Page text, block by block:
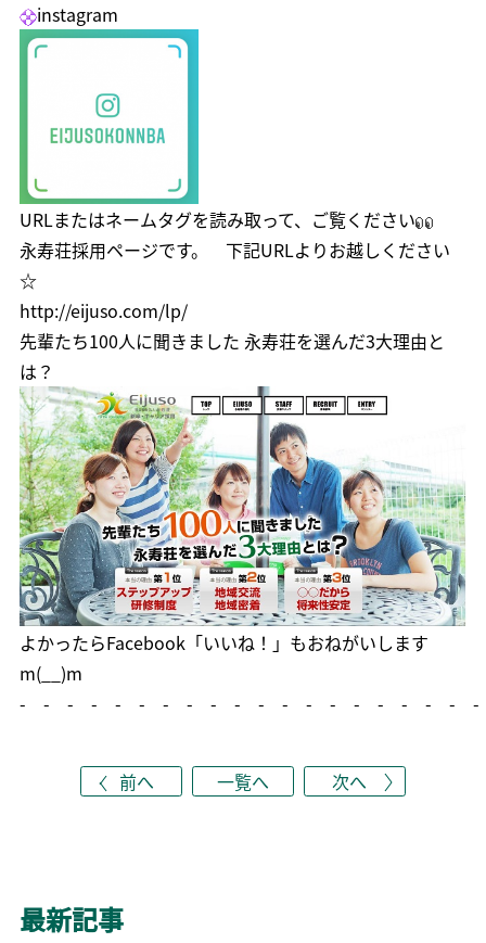
instagram
URLまたはネームタグを読み取って、ご覧ください
永寿荘採用ページです。 下記URLよりお越しください
☆
http://eijuso.com/lp/
先輩たち100人に聞きました 永寿荘を選んだ3大理由と
は？
よかったらFacebook「いいね！」 もおねがいします
m(__)m
- - - - - - - - - - - - - - - - - - - -
前へ 一覧へ 次へ
最新記事